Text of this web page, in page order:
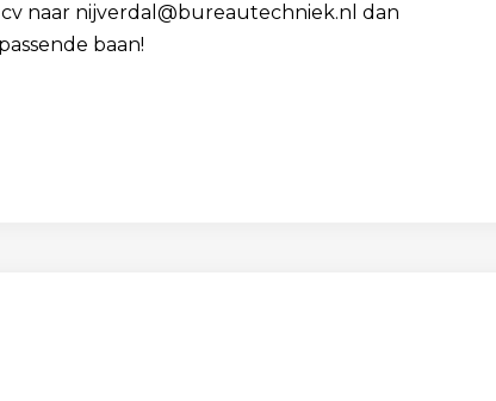
naar nijverdal@bureautechniek.nl dan
baan!